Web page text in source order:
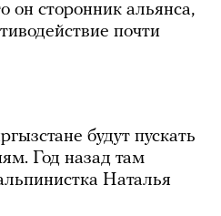
он сторонник альянса,
почти
будут пускать
Год назад там
Наталья